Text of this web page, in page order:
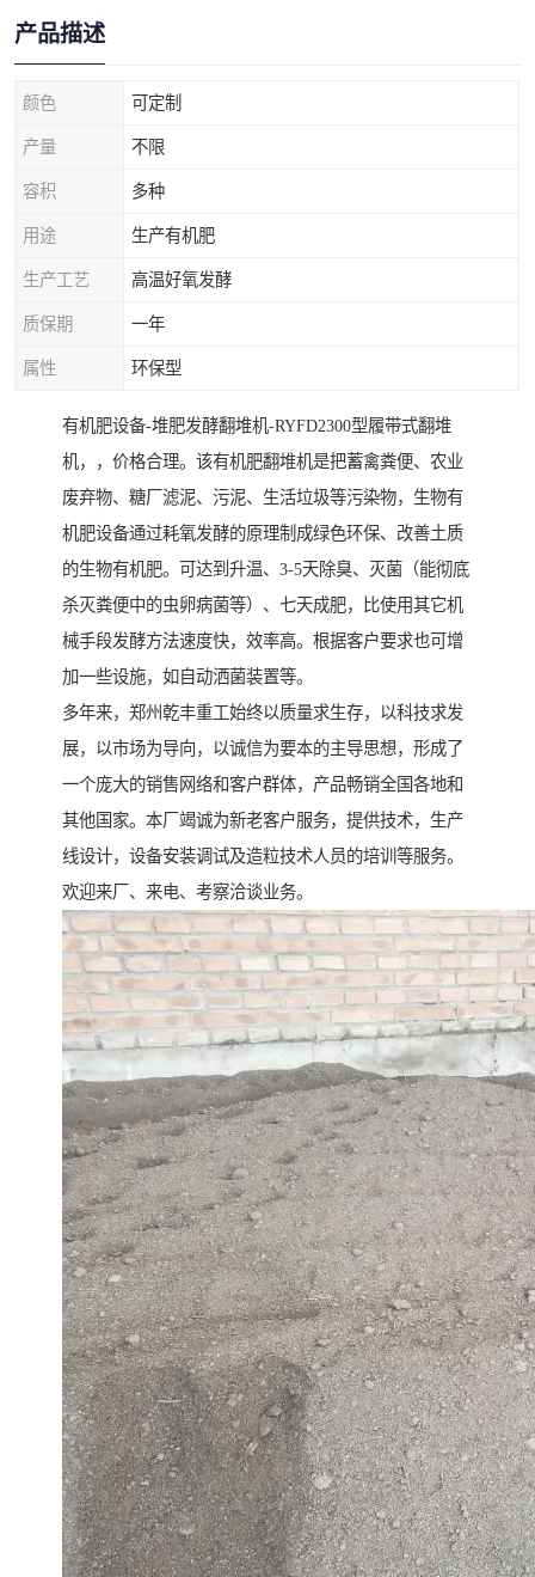
产品描述
颜色 可定制
产量 不限
容积 多种
用途 生产有机肥
生产工艺 高温好氧发酵
质保期 一年
属性 环保型
有机肥设备-堆肥发酵翻堆机-RYFD2300型履带式翻堆
机，，价格合理。该有机肥翻堆机是把蓄禽粪便、农业
废弃物、糖厂滤泥、污泥、生活垃圾等污染物，生物有
机肥设备通过耗氧发酵的原理制成绿色环保、改善土质
的生物有机肥。可达到升温、3-5天除臭、灭菌（能彻底
杀灭粪便中的虫卵病菌等）、七天成肥，比使用其它机
械手段发酵方法速度快，效率高。根据客户要求也可增
加一些设施，如自动洒菌装置等。
多年来，郑州乾丰重工始终以质量求生存，以科技求发
展，以市场为导向，以诚信为要本的主导思想，形成了
一个庞大的销售网络和客户群体，产品畅销全国各地和
其他国家。本厂竭诚为新老客户服务，提供技术，生产
线设计，设备安装调试及造粒技术人员的培训等服务。
欢迎来厂、来电、考察洽谈业务。